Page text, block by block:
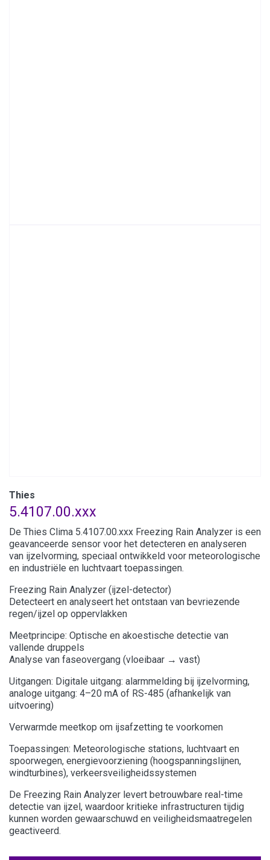
Thies
5.4107.00.xxx
De Thies Clima 5.4107.00.xxx Freezing Rain Analyzer is een
geavanceerde sensor voor het detecteren en analyseren
van ijzelvorming, speciaal ontwikkeld voor meteorologische
en industriële en luchtvaart toepassingen.
Freezing Rain Analyzer (ijzel-detector)
Detecteert en analyseert het ontstaan van bevriezende
regen/ijzel op oppervlakken
Meetprincipe: Optische en akoestische detectie van
vallende druppels
Analyse van faseovergang (vloeibaar → vast)
Uitgangen: Digitale uitgang: alarmmelding bij ijzelvorming,
analoge uitgang: 4–20 mA of RS-485 (afhankelijk van
uitvoering)
Verwarmde meetkop om ijsafzetting te voorkomen
Toepassingen: Meteorologische stations, luchtvaart en
spoorwegen, energievoorziening (hoogspanningslijnen,
windturbines), verkeersveiligheidssystemen
De Freezing Rain Analyzer levert betrouwbare real-time
detectie van ijzel, waardoor kritieke infrastructuren tijdig
kunnen worden gewaarschuwd en veiligheidsmaatregelen
geactiveerd.